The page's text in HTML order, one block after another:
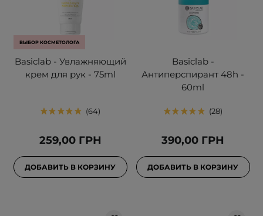
ВЫБОР КОСМЕТОЛОГА
Basiclab - Увлажняющий
крем для рук - 75ml
64
259,00 ГРН
ДОБАВИТЬ В КОРЗИНУ
Basiclab -
Антиперспирант 48h -
60ml
28
390,00 ГРН
ДОБАВИТЬ В КОРЗИНУ